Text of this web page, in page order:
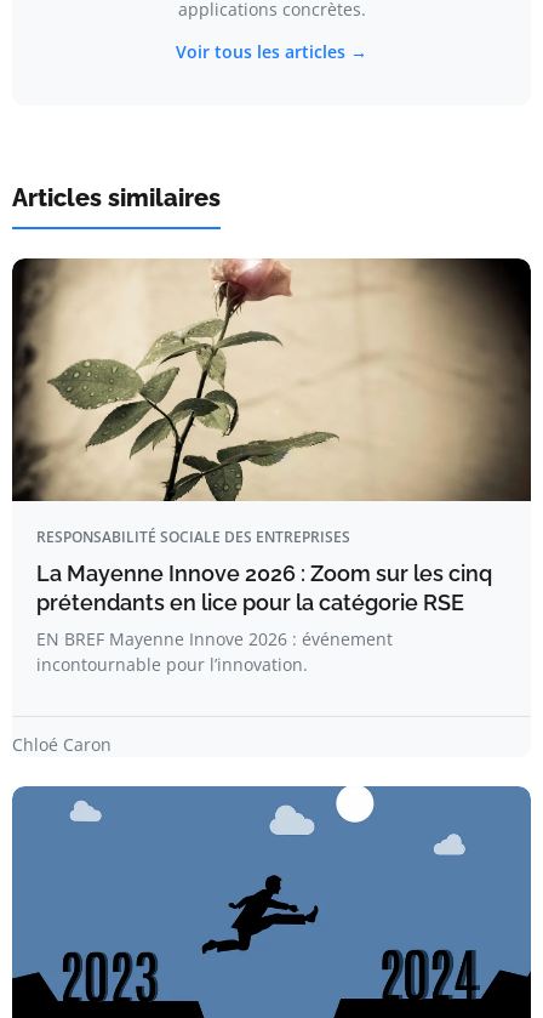
applications concrètes.
Voir tous les articles →
Articles similaires
RESPONSABILITÉ SOCIALE DES ENTREPRISES
La Mayenne Innove 2026 : Zoom sur les cinq
prétendants en lice pour la catégorie RSE
EN BREF Mayenne Innove 2026 : événement
incontournable pour l’innovation.
Chloé Caron